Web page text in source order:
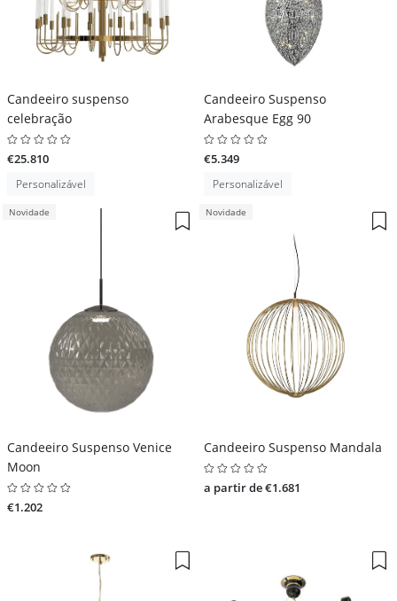
Candeeiro suspenso
celebração
€25.810
Personalizável
Candeeiro Suspenso
Arabesque Egg 90
€5.349
Personalizável
Novidade
Candeeiro Suspenso Venice
Moon
€1.202
Novidade
Candeeiro Suspenso Mandala
a partir de €1.681